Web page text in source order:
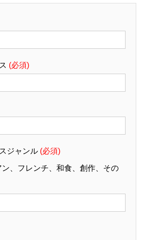
(必須)
ジャンル (必須)
、フレンチ、和食、創作、その